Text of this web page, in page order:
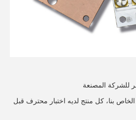
للشركة المصنعة
الخاص بنا، كل منتج لديه اختبار محترف قبل